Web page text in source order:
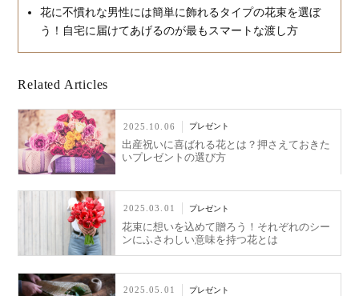
花に不慣れな男性には簡単に飾れるタイプの花束を選ぼ
う！自宅に届けてあげるのが最もスマートな渡し方
Related Articles
2025.10.06 プレゼント
出産祝いに喜ばれる花とは？押さえておきた
いプレゼントの選び方
2025.03.01 プレゼント
花束に想いを込めて贈ろう！それぞれのシー
ンにふさわしい意味を持つ花とは
2025.05.01 プレゼント